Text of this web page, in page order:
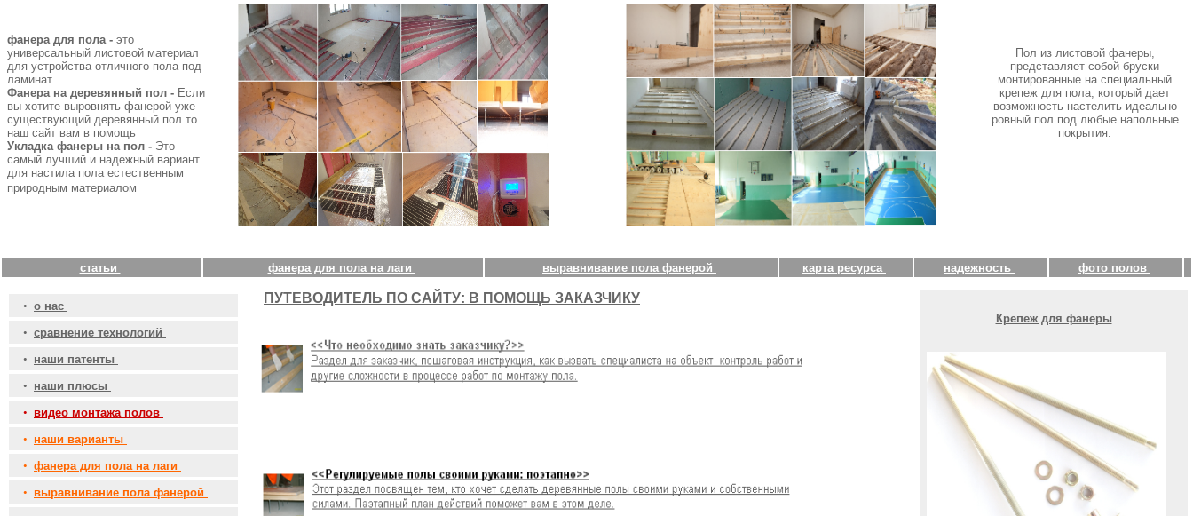
фанера для пола - это
универсальный листовой материал
для устройства отличного пола под
ламинат
Фанера на деревянный пол - Если
вы хотите выровнять фанерой уже
существующий деревянный пол то
наш сайт вам в помощь
Укладка фанеры на пол - Это
самый лучший и надежный вариант
для настила пола естественным
природным материалом
Пол из листовой фанеры,
представляет собой бруски
монтированные на специальный
крепеж для пола, который дает
возможность настелить идеально
ровный пол под любые напольные
покрытия.
статьи фанера для пола на лаги выравнивание пола фанерой карта ресурса надежность фото полов
• о нас
• сравнение технологий
• наши патенты
• наши плюсы
• видео монтажа полов
• наши варианты
• фанера для пола на лаги
• выравнивание пола фанерой
ПУТЕВОДИТЕЛЬ ПО САЙТУ: В ПОМОЩЬ ЗАКАЗЧИКУ
Крепеж для фанеры